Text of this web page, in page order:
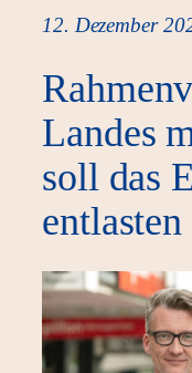
12. Dezember
Landes
soll das
entlasten